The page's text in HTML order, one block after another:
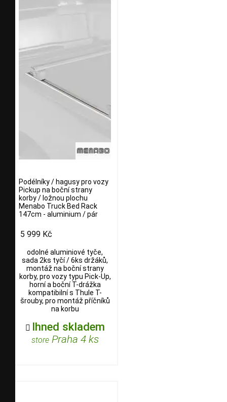
Podélníky / hagusy pro vozy
Pickup na boční strany
korby / ložnou plochu
Menabo Truck Bed Rack
147cm - aluminium / pár
5 999 Kč
odolné aluminiové tyče,
sada 2ks tyčí / 6ks držáků,
montáž na boční strany
korby, pro vozy typu Pick-Up,
horní a boční T-drážka
kompatibilní s Thule T-
šrouby, pro montáž příčníků
na korbu
 Ihned skladem
storePraha 4 ks